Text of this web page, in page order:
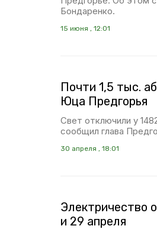
Бондаренко.
15 июня , 12:01
Почти 1,5 тыс.
Юца Предгорья
Свет отключили у
сообщил глава
30 апреля , 18:01
Электричество
и 29 апреля